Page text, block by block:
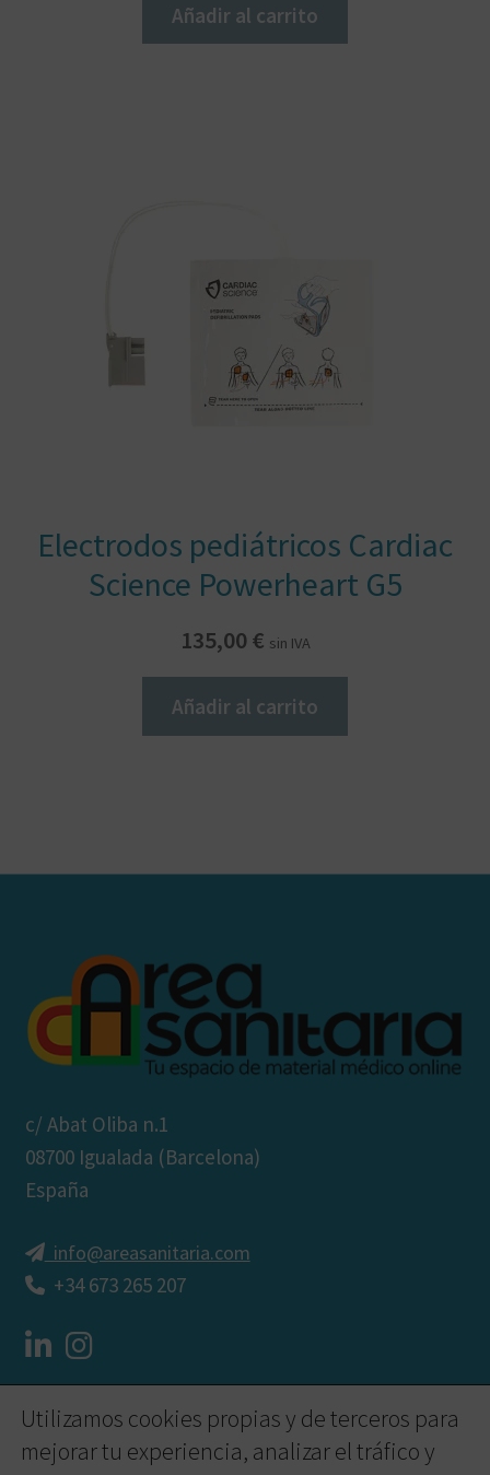
Añadir al carrito
Electrodos pediátricos Cardiac
Science Powerheart G5
135,00€ sin IVA
Añadir al carrito
c/ Abat Oliba n.1
08700 Igualada (Barcelona)
España
info@areasanitaria.com
+34 673 265 207
Mi cuenta
© 2026 - Área Sanitaria Aviso legal Política de compras y
Utilizamos cookies propias y de terceros para
mejorar tu experiencia, analizar el tráfico y